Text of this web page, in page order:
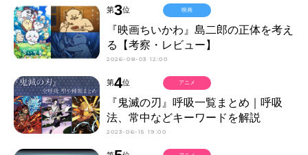
第3位
『映画ちいかわ』島二郎の正体を考え
る【考察・レビュー】
2026-08-03 12:00
映画
第4位
『鬼滅の刃』呼吸一覧まとめ｜呼吸
法、常中などキーワードを解説
2023-06-15 19:00
アニメ